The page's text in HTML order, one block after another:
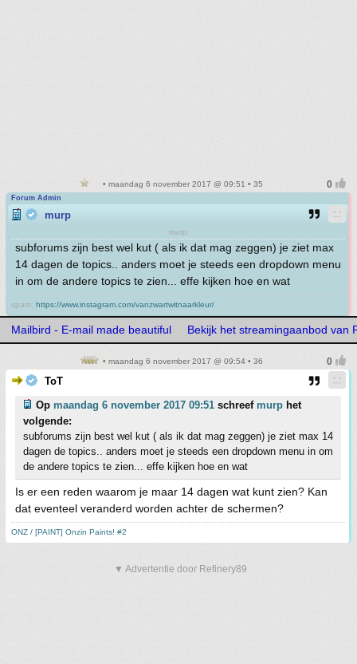
• maandag 6 november 2017 @ 09:51 • 35
Forum Admin
murp
murp
subforums zijn best wel kut ( als ik dat mag zeggen) je ziet max
14 dagen de topics.. anders moet je steeds een dropdown menu
in om de andere topics te zien... effe kijken hoe en wat
spam: https://www.instagram.com/vanzwartwitnaarkleur/
Mailbird - E-mail made beautiful Bekijk het streamingaanbod van
• maandag 6 november 2017 @ 09:54 • 36
ToT
Op maandag 6 november 2017 09:51 schreef murp het
volgende:
subforums zijn best wel kut ( als ik dat mag zeggen) je ziet max 14
dagen de topics.. anders moet je steeds een dropdown menu in om
de andere topics te zien... effe kijken hoe en wat
Is er een reden waarom je maar 14 dagen wat kunt zien? Kan
dat eventeel veranderd worden achter de schermen?
ONZ / [PAINT] Onzin Paints! #2
▼ Advertentie door Refinery89